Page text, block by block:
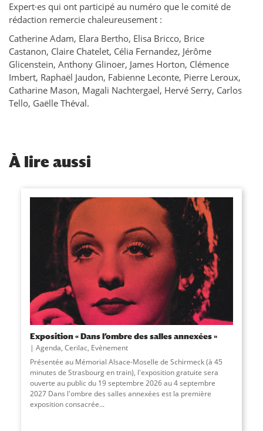
Expert·es qui ont participé au numéro que le comité de
rédaction remercie chaleureusement :
Catherine Adam, Elara Bertho, Elisa Bricco, Brice
Castanon, Claire Chatelet, Célia Fernandez, Jérôme
Glicenstein, Anthony Glinoer, James Horton, Clémence
Imbert, Raphaël Jaudon, Fabienne Leconte, Pierre Leroux,
Catharine Mason, Magali Nachtergael, Hervé Serry, Carlos
Tello, Gaëlle Théval.
À lire aussi
Exposition « Dans l’ombre des salles annexées »
Agenda, Cerilac, Evènement
Présentée au Mémorial Alsace-Moselle de Schirmeck (à 45
minutes de Strasbourg en train), l'exposition gratuite sera
ouverte au public du 19 septembre 2026 au 4 septembre
2027 Dans l'ombre des salles annexées est la première
exposition consacrée...